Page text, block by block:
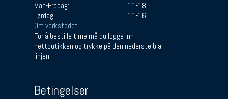
Man-Fredag:
11-18
Lørdag:
11-16
Om verkstedet
For å bestille time må du logge inn i
nettbutikken og trykke på den nederste blå
linjen
Betingelser